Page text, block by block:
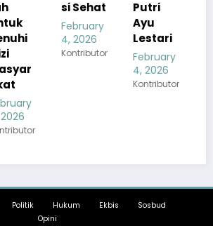
si Sehat
February
4, 2026
Kontributor
Putri
Ayu
Lestari
February
Standar
Gizi
February
4, 2026
Kontributor
Politik Hukum Ekbis
Sosbud
Opini